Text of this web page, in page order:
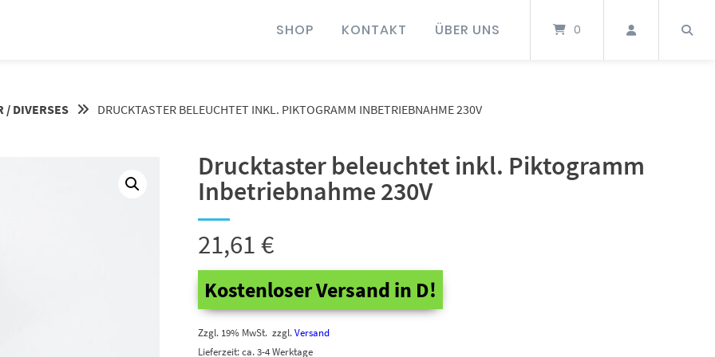
SHOP KONTAKT ÜBER UNS 0
/ DIVERSES DRUCKTASTER BELEUCHTET INKL. PIKTOGRAMM INBETRIEBNAHME 230V
Drucktaster beleuchtet inkl. Piktogramm
Inbetriebnahme 230V
21,61€
Kostenloser Versand in D!
Zzgl. 19% MwSt. zzgl.Versand
Lieferzeit: ca. 3-4 Werktage